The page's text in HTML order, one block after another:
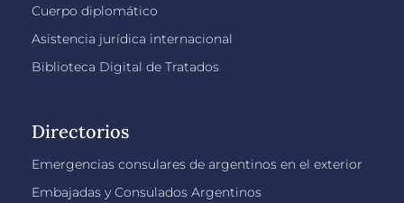
Cuerpo diplomático
Asistencia jurídica internacional
Biblioteca Digital de Tratados
Directorios
Emergencias consulares de argentinos en el exterior
Embajadas y Consulados Argentinos